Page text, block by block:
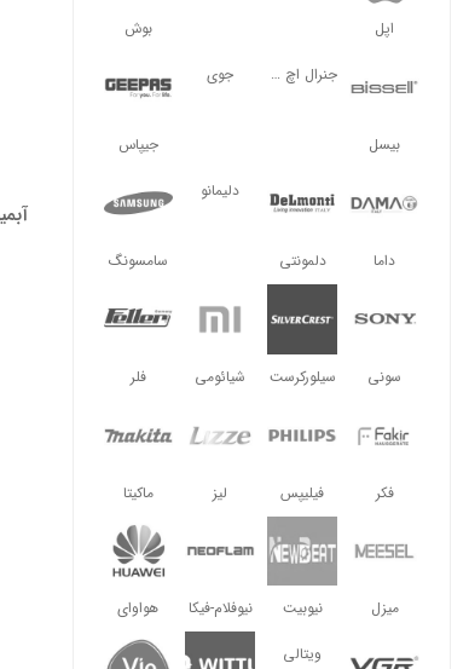
اپل بوش
بیسل
جنرال اچ ال جوی
جیپاس
داما دلمونتی
دلیمانو
سامسونگ
سونی سیلورکرست شیائومی فلر
فکر فیلیپس لیز ماکیتا
میزل نیوبیت نیوفلام-فیکا هواوای
ویتالی